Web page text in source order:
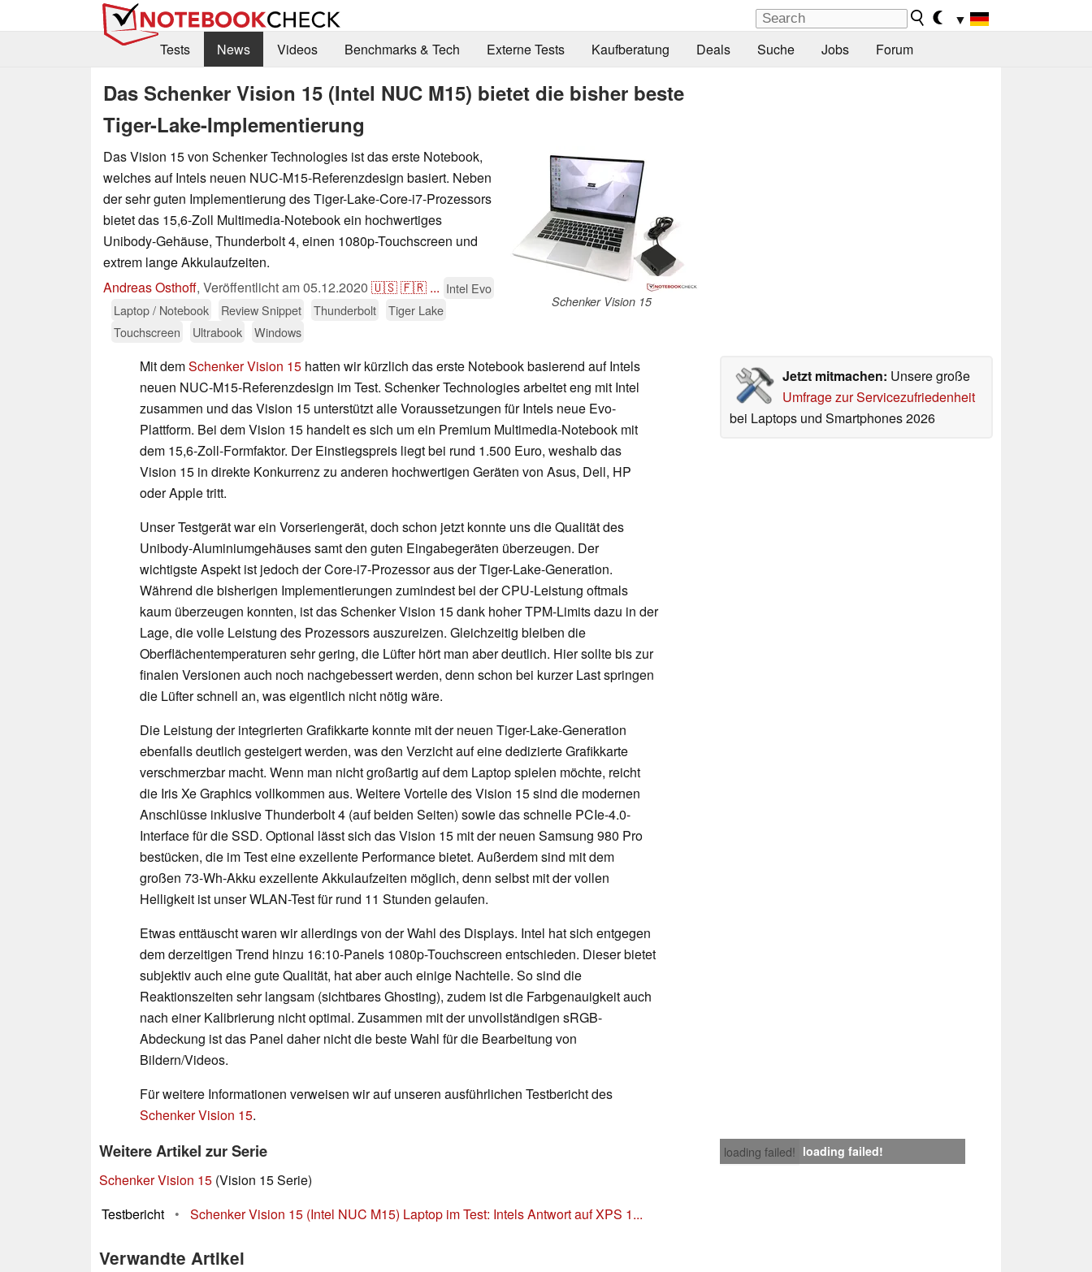
▼
Tests
News Videos Benchmarks & Tech Externe Tests Kaufberatung Deals Suche Jobs Forum
Das Schenker Vision 15 (Intel NUC M15) bietet die bisher beste
Tiger-Lake-Implementierung
Schenker Vision 15
Das Vision 15 von Schenker Technologies ist das erste Notebook,
welches auf Intels neuen NUC-M15-Referenzdesign basiert. Neben
der sehr guten Implementierung des Tiger-Lake-Core-i7-Prozessors
bietet das 15,6-Zoll Multimedia-Notebook ein hochwertiges
Unibody-Gehäuse, Thunderbolt 4, einen 1080p-Touchscreen und
extrem lange Akkulaufzeiten.
Andreas Osthoff, Veröffentlicht am05.12.2020 🇺🇸🇫🇷 ... Intel Evo
Laptop / Notebook
Review Snippet Thunderbolt
Tiger Lake
Touchscreen
Ultrabook Windows
Jetzt mitmachen: Unsere große
Umfrage zur Servicezufriedenheit
bei Laptops und Smartphones 2026
Mit demSchenker Vision 15 hatten wir kürzlich das erste Notebook basierend auf Intels
neuen NUC-M15-Referenzdesign im Test. Schenker Technologies arbeitet eng mit Intel
zusammen und das Vision 15 unterstützt alle Voraussetzungen für Intels neue Evo-
Plattform. Bei dem Vision 15 handelt es sich um ein Premium Multimedia-Notebook mit
dem 15,6-Zoll-Formfaktor. Der Einstiegspreis liegt bei rund 1.500 Euro, weshalb das
Vision 15 in direkte Konkurrenz zu anderen hochwertigen Geräten von Asus, Dell, HP
oder Apple tritt.
Unser Testgerät war ein Vorseriengerät, doch schon jetzt konnte uns die Qualität des
Unibody-Aluminiumgehäuses samt den guten Eingabegeräten überzeugen. Der
wichtigste Aspekt ist jedoch der Core-i7-Prozessor aus der Tiger-Lake-Generation.
Während die bisherigen Implementierungen zumindest bei der CPU-Leistung oftmals
kaum überzeugen konnten, ist das Schenker Vision 15 dank hoher TPM-Limits dazu in der
Lage, die volle Leistung des Prozessors auszureizen. Gleichzeitig bleiben die
Oberflächentemperaturen sehr gering, die Lüfter hört man aber deutlich. Hier sollte bis zur
finalen Versionen auch noch nachgebessert werden, denn schon bei kurzer Last springen
die Lüfter schnell an, was eigentlich nicht nötig wäre.
Die Leistung der integrierten Grafikkarte konnte mit der neuen Tiger-Lake-Generation
ebenfalls deutlich gesteigert werden, was den Verzicht auf eine dedizierte Grafikkarte
verschmerzbar macht. Wenn man nicht großartig auf dem Laptop spielen möchte, reicht
die Iris Xe Graphics vollkommen aus. Weitere Vorteile des Vision 15 sind die modernen
Anschlüsse inklusive Thunderbolt 4 (auf beiden Seiten) sowie das schnelle PCIe-4.0-
Interface für die SSD. Optional lässt sich das Vision 15 mit der neuen Samsung 980 Pro
bestücken, die im Test eine exzellente Performance bietet. Außerdem sind mit dem
großen 73-Wh-Akku exzellente Akkulaufzeiten möglich, denn selbst mit der vollen
Helligkeit ist unser WLAN-Test für rund 11 Stunden gelaufen.
Etwas enttäuscht waren wir allerdings von der Wahl des Displays. Intel hat sich entgegen
dem derzeitigen Trend hinzu 16:10-Panels 1080p-Touchscreen entschieden. Dieser bietet
subjektiv auch eine gute Qualität, hat aber auch einige Nachteile. So sind die
Reaktionszeiten sehr langsam (sichtbares Ghosting), zudem ist die Farbgenauigkeit auch
nach einer Kalibrierung nicht optimal. Zusammen mit der unvollständigen sRGB-
Abdeckung ist das Panel daher nicht die beste Wahl für die Bearbeitung von
Bildern/Videos.
Für weitere Informationen verweisen wir auf unseren ausführlichen Testbericht des
Schenker Vision 15.
loading failed! loading failed!
Weitere Artikel zur Serie
Schenker Vision 15 (Vision 15 Serie)
Testbericht
• Schenker Vision 15 (Intel NUC M15) Laptop im Test: Intels Antwort auf XPS 1...
Verwandte Artikel